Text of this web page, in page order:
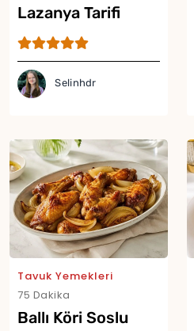
Lazanya Tarifi
Selinhdr
Tavuk Yemekleri
75 Dakika
Ballı Köri Soslu